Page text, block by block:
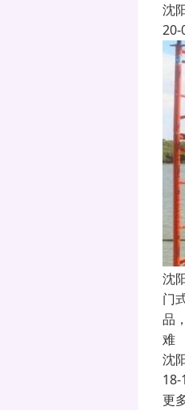
沈
20-
沈
门
品
难
沈
18-
更